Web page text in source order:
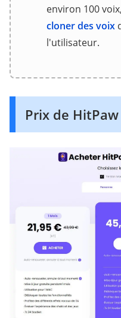
environ 100
cloner des voix
l'utilisateur.
Prix de HitPaw